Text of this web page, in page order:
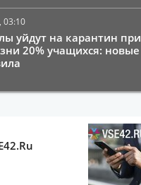
03:10
уйдут на карантин при
20% учащихся: новые